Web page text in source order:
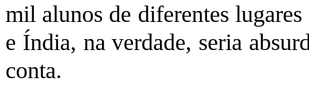
mil alunos de diferentes
e Índia, na verdade, seria
conta.